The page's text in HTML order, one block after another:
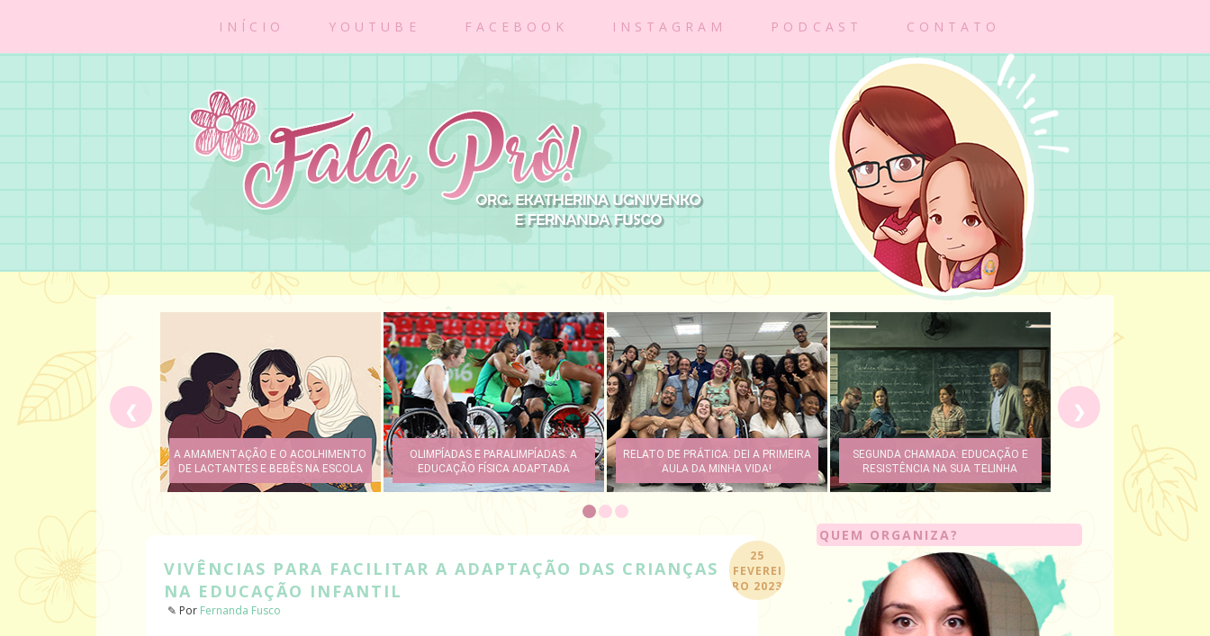
INÍCIO YOUTUBE FACEBOOK INSTAGRAM PODCAST CONTATO
ENTREVISTA: LUCIANA CONCEIÇÃO E
AS MINI HISTÓRIAS
INCLUIR X ACOLHER: O QUE A
SOCIEDADE TEM A VER COM ISSO?
VIVÊNCIAS PARA FACILITAR A
ADAPTAÇÃO DAS CRIANÇAS
COMO CONSTRUIR UM ESPAÇO
ACOLHEDOR
❮ ❯
25
FEVEREI
RO 2023
VIVÊNCIAS PARA FACILITAR A ADAPTAÇÃO DAS CRIANÇAS
NA EDUCAÇÃO INFANTIL
✎ Por Fernanda Fusco
QUEM ORGANIZA?